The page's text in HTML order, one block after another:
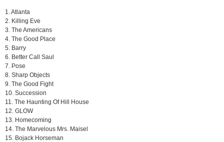
1. Atlanta
2. Killing Eve
3. The Americans
4. The Good Place
5. Barry
6. Better Call Saul
7. Pose
8. Sharp Objects
9. The Good Fight
10. Succession
11. The Haunting Of Hill House
12. GLOW
13. Homecoming
14. The Marvelous Mrs. Maisel
15. Bojack Horseman